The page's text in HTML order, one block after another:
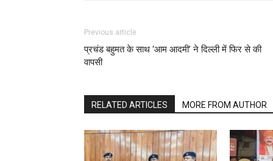
Previous article
प्रचंड बहुमत के साथ ‘आम आदमी’ ने दिल्ली में फिर से की
वापसी
RELATED ARTICLES MORE FROM AUTHOR